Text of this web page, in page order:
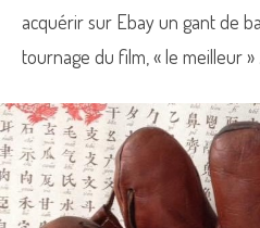
acquérir sur Ebay un gant de
tournage du film, « le meilleur » .